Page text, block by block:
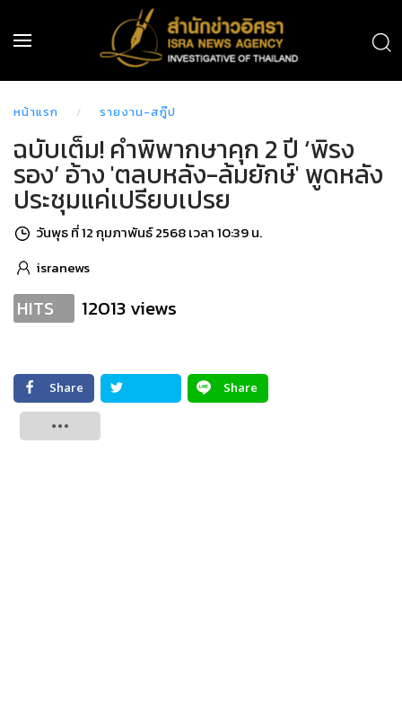
หน้าแรก รายงาน-สกู๊ป
ฉบับเต็ม! คำพิพากษาคุก 2 ปี ‘พิรง
รอง’ อ้าง 'ตลบหลัง-ล้มยักษ์' พูดหลัง
ประชุมแค่เปรียบเปรย
วันพุธ ที่ 12 กุมภาพันธ์ 2568 เวลา 10:39 น.
isranews
HITS 12013 views
Share
Share